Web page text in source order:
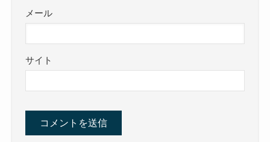
メール
サイト